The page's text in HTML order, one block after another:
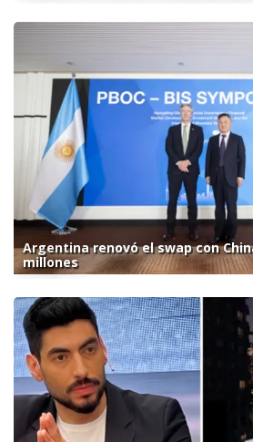
Argentina renovó el swap con
millones